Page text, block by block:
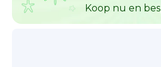
Koop nu en